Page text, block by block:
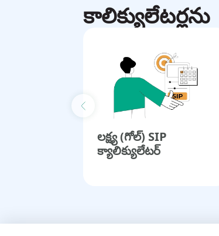
కాలిక్యులేటర్లను
లక్ష్య (గోల్) SIP
క్యాలిక్యులేటర్
Previous slide